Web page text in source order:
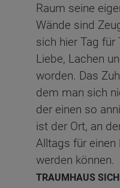
Raum seine
Wände sind
sich hier Tag für
Liebe, Lachen
worden. Das
dem man sich
der einen so
ist der Ort, an
Alltags für
werden können.
TRAUMHAUS